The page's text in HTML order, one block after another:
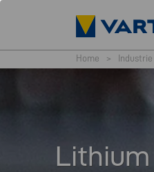
Home > Industrie